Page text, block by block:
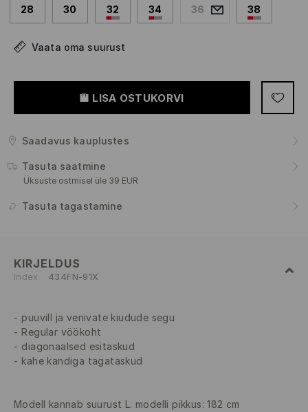
28 30 32 34 36 38
Vaata oma suurust
LISA OSTUKORVI
Saadavus kauplustes
Tasuta saatmine
Üksuste ostmisel üle 39 EUR
Tasuta tagastamine
KIRJELDUS
Index 434FN-91X
puuvill ja venivate kiudude segu
Regular vöökoht
diagonaalsed esitaskud
kahe kandiga tagataskud
Modell kannab suurust L. modelli pikkus: 182 cm